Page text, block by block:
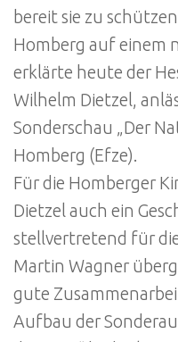
bereit sie zu
Homberg auf einem
erklärte heute der
Wilhelm Dietzel,
Sonderschau „Der
Homberg (Efze).
Für die Homberger
Dietzel auch ein
stellvertretend für
Martin Wagner
gute
Aufbau der